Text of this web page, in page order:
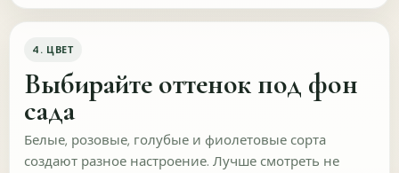
4. ЦВЕТ
Выбирайте оттенок под фон
сада
Белые, розовые, голубые и фиолетовые сорта
создают разное настроение. Лучше смотреть не
Отзывы и результаты в
саду
Возможность задать
вопрос перед покупкой
Чего сейчас не хватает, чтобы довериться
качеству или решиться на заказ?